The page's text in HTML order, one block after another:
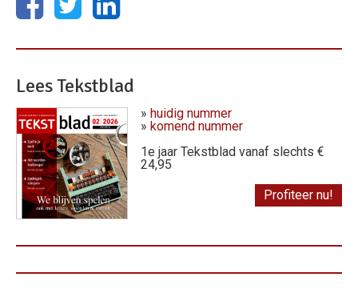
Lees Tekstblad
» huidig nummer
» komend nummer
1e jaar Tekstblad vanaf slechts €
24,95
Profiteer nu!